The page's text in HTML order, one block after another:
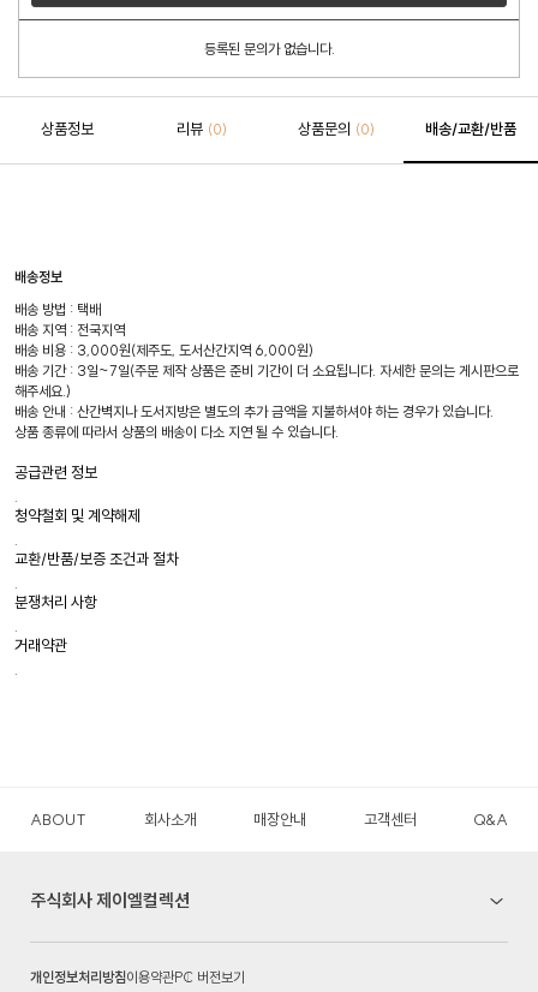
등록된 문의가 없습니다.
상품정보 리뷰 (0) 상품문의 (0) 배송/교환/반품
배송정보
배송 방법 : 택배
배송 지역 : 전국지역
배송 비용 : 3,000원(제주도, 도서산간지역 6,000원)
배송 기간 : 3일~7일(주문 제작 상품은 준비 기간이 더 소요됩니다. 자세한 문의는 게시판으로
해주세요.)
배송 안내 : 산간벽지나 도서지방은 별도의 추가 금액을 지불하셔야 하는 경우가 있습니다.
상품 종류에 따라서 상품의 배송이 다소 지연 될 수 있습니다.
공급관련 정보
청약철회 및 계약해제
교환/반품/보증 조건과 절차
분쟁처리 사항
거래약관
ABOUT 회사소개 매장안내 고객센터 Q&A
주식회사 제이엘컬렉션
개인정보처리방침이용약관PC 버전보기